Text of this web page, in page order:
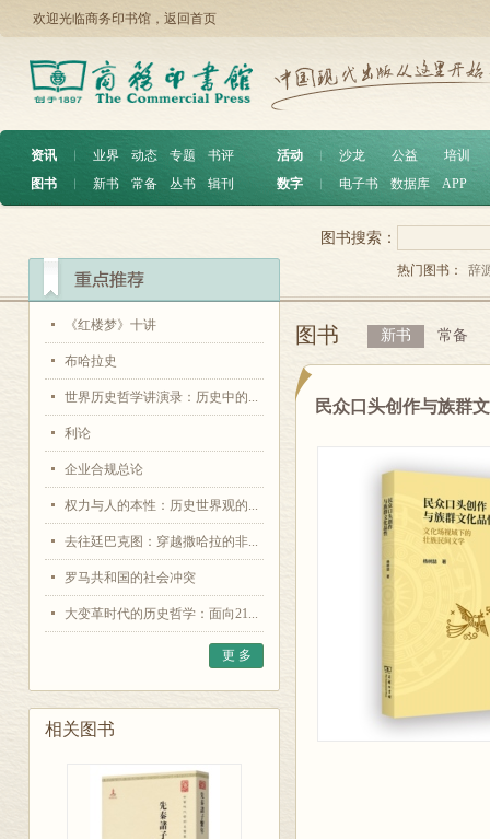
欢迎光临商务印书馆， 返回首页
资讯 ︱ 业界 动态 专题
书评
图书
︱ 新书 常备 丛书 辑刊
活动 沙龙 公益
培训
数字
电子书 数据库 APP
《红楼梦》十讲
布哈拉史
世界历史哲学讲演录：历史中的...
利论
企业合规总论
权力与人的本性：历史世界观的...
去往廷巴克图：穿越撒哈拉的非...
罗马共和国的社会冲突
大变革时代的历史哲学：面向21...
更 多
相关图书
图书搜索：
热门图书： 辞
图书 新书 常备
民众口头创作与族群